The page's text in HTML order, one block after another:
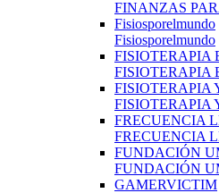
FINANZAS
Fisiosporelmundo
Fisiosporelmundo
FISIOTERAPIA
FISIOTERAPIA
FISIOTERAPIA
FISIOTERAPIA
FRECUENCIA
FRECUENCIA
FUNDACIÓN
FUNDACIÓN
GAMERVICTIM